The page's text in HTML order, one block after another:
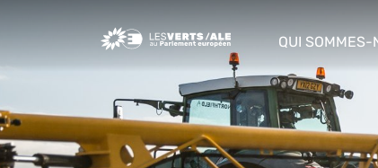
Greens/EFA Home
QUI SOMMES-
show/hide sub